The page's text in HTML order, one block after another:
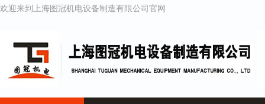
欢迎来到上海图冠机电设备制造有限公司官网